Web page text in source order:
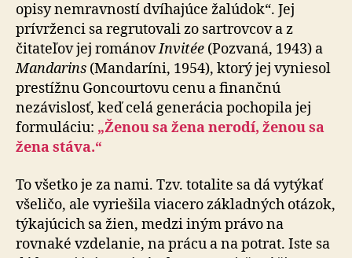
opisy nemravností dvíhajúce žalúdok“. Jej
prívrženci sa regrutovali zo sartrovcov a z
čitateľov jej románovInvitée (Pozvaná, 1943) a
Mandarins (Mandaríni, 1954), ktorý jej vyniesol
prestížnu Gon­cour­to­vu cenu a finančnú
nezávislosť, keď celá generácia po­cho­pi­la jej
formuláciu: „Ženou sa žena nerodí, ženou sa
že­na stáva.“
To všetko je za nami. Tzv. totalite sa dá vytýkať
všeličo, ale vyriešila viacero základných otázok,
týkajúcich sa žien, medzi iným právo na
rovnaké vzdelanie, na prácu a na potrat. Iste sa